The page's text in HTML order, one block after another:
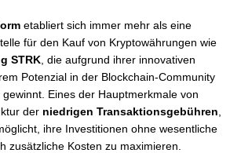
etabliert sich immer mehr als eine
für den Kauf von Kryptowährungen wie
STRK , die aufgrund ihrer innovativen
Potenzial in der Blockchain-Community
Eines der Hauptmerkmale von
der niedrigen Transaktionsgebühren
ihre Investitionen ohne wesentliche
zusätzliche Kosten zu maximieren.